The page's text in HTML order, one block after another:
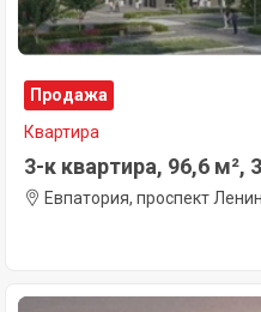
Продажа
Квартира
3-к квартира, 96,6 м²,
Евпатория, проспект